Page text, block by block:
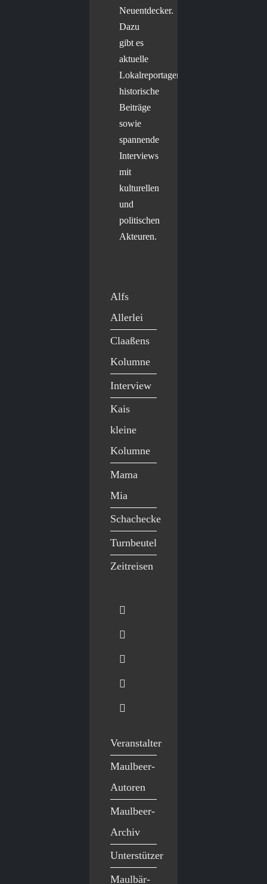
Neuentdecker.
Dazu
gibt es
aktuelle
Lokalreportagen,
historische
Beiträge
sowie
spannende
Interviews
mit
kulturellen
und
politischen
Akteuren.
Alfs
Allerlei
Claaßens
Kolumne
Interview
Kais
kleine
Kolumne
Mama
Mia
Schachecke
Turnbeutel
Zeitreisen
Veranstalter
Maulbeer-
Autoren
Maulbeer-
Archiv
Unterstützer
Maulbär-